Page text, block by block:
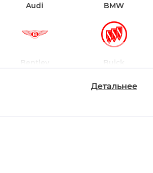
Audi BMW
Bentley Buick
Детальнее